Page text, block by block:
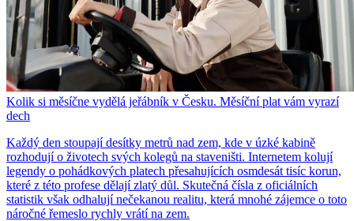
Kolik si měsíčne vydělá jeřábník v Česku. Měsíční plat vám vyrazí
dech
Každý den stoupají desítky metrů nad zem, kde v úzké kabině
rozhodují o životech svých kolegů na staveništi. Internetem kolují
legendy o pohádkových platech přesahujících osmdesát tisíc korun,
které z této profese dělají zlatý důl. Skutečná čísla z oficiálních
statistik však odhalují nečekanou realitu, která mnohé zájemce o toto
náročné řemeslo rychly vrátí na zem.